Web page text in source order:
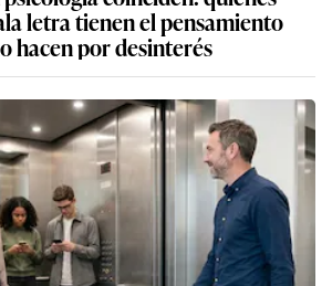
letra tienen el pensamiento
hacen por desinterés